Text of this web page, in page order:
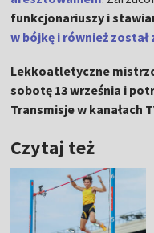
funkcjonariuszy i
w bójkę i również
Lekkoatletyczne
sobotę 13 września i
Transmisje w kanałach
Czytaj też